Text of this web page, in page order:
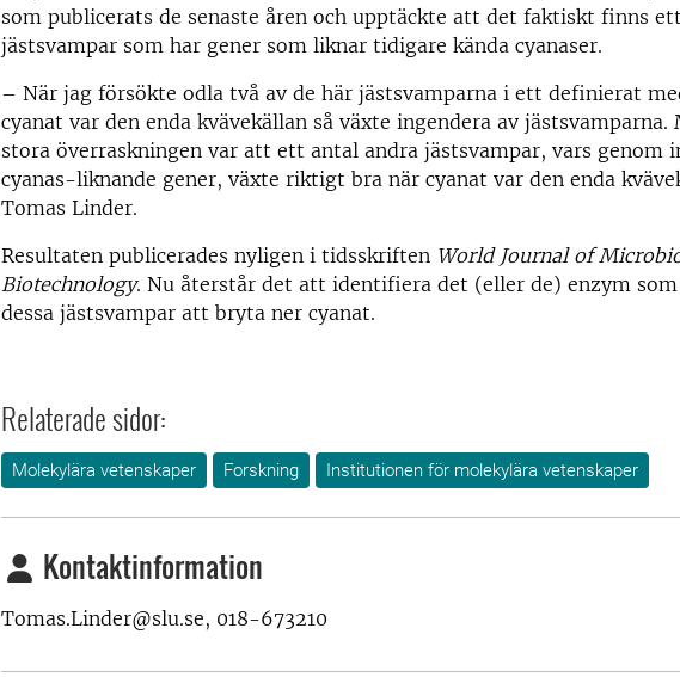
som publicerats de senaste åren och upptäckte att det faktiskt finns
jästsvampar som har gener som liknar tidigare kända cyanaser.
– När jag försökte odla två av de här jästsvamparna i ett definierat
cyanat var den enda kvävekällan så växte ingendera av jästsvamparna.
stora överraskningen var att ett antal andra jästsvampar, vars genom
cyanas-liknande gener, växte riktigt bra när cyanat var den enda
Tomas Linder.
Resultaten publicerades nyligen i tidsskriften World Journal of
Biotechnology. Nu återstår det att identifiera det (eller de) enzym
dessa jästsvampar att bryta ner cyanat.
Relaterade sidor:
Molekylära vetenskaper Forskning Institutionen för molekylära vetenskaper
Kontaktinformation
Tomas.Linder@slu.se, 018-673210